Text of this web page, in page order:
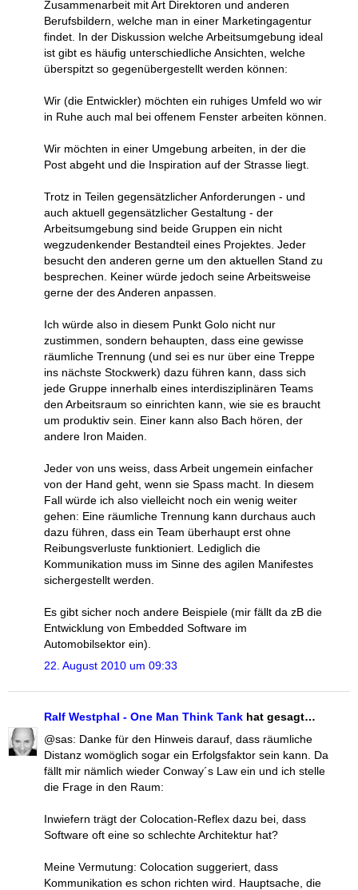
Zusammenarbeit mit Art Direktoren und anderen
Berufsbildern, welche man in einer Marketingagentur
findet. In der Diskussion welche Arbeitsumgebung ideal
ist gibt es häufig unterschiedliche Ansichten, welche
überspitzt so gegenübergestellt werden können:
Wir (die Entwickler) möchten ein ruhiges Umfeld wo wir
in Ruhe auch mal bei offenem Fenster arbeiten können.
Wir möchten in einer Umgebung arbeiten, in der die
Post abgeht und die Inspiration auf der Strasse liegt.
Trotz in Teilen gegensätzlicher Anforderungen - und
auch aktuell gegensätzlicher Gestaltung - der
Arbeitsumgebung sind beide Gruppen ein nicht
wegzudenkender Bestandteil eines Projektes. Jeder
besucht den anderen gerne um den aktuellen Stand zu
besprechen. Keiner würde jedoch seine Arbeitsweise
gerne der des Anderen anpassen.
Ich würde also in diesem Punkt Golo nicht nur
zustimmen, sondern behaupten, dass eine gewisse
räumliche Trennung (und sei es nur über eine Treppe
ins nächste Stockwerk) dazu führen kann, dass sich
jede Gruppe innerhalb eines interdisziplinären Teams
den Arbeitsraum so einrichten kann, wie sie es braucht
um produktiv sein. Einer kann also Bach hören, der
andere Iron Maiden.
Jeder von uns weiss, dass Arbeit ungemein einfacher
von der Hand geht, wenn sie Spass macht. In diesem
Fall würde ich also vielleicht noch ein wenig weiter
gehen: Eine räumliche Trennung kann durchaus auch
dazu führen, dass ein Team überhaupt erst ohne
Reibungsverluste funktioniert. Lediglich die
Kommunikation muss im Sinne des agilen Manifestes
sichergestellt werden.
Es gibt sicher noch andere Beispiele (mir fällt da zB die
Entwicklung von Embedded Software im
Automobilsektor ein).
22. August 2010 um 09:33
Ralf Westphal - One Man Think Tank hat gesagt…
@sas: Danke für den Hinweis darauf, dass räumliche
Distanz womöglich sogar ein Erfolgsfaktor sein kann. Da
fällt mir nämlich wieder Conway´s Law ein und ich stelle
die Frage in den Raum:
Inwiefern trägt der Colocation-Reflex dazu bei, dass
Software oft eine so schlechte Architektur hat?
Meine Vermutung: Colocation suggeriert, dass
Kommunikation es schon richten wird. Hauptsache, die